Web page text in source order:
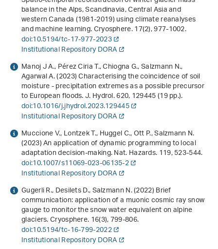
balance in the Alps, Scandinavia, Central Asia and
western Canada (1981-2019) using climate reanalyses
and machine learning. Cryosphere.17(2), 977-1002.
doi:10.5194/tc-17-977-2023
Institutional Repository DORA
Manoj J A., Pérez Ciria T., Chiogna G., Salzmann N.,
Agarwal A. (2023) Characterising the coincidence of soil
moisture - precipitation extremes as a possible precursor
to European floods. J. Hydrol.620, 129445 (19 pp.).
doi:10.1016/j.jhydrol.2023.129445
Institutional Repository DORA
Muccione V., Lontzek T., Huggel C., Ott P., Salzmann N.
(2023) An application of dynamic programming to local
adaptation decision-making. Nat. Hazards.119, 523-544.
doi:10.1007/s11069-023-06135-2
Institutional Repository DORA
Gugerli R., Desilets D., Salzmann N. (2022) Brief
communication: application of a muonic cosmic ray snow
gauge to monitor the snow water equivalent on alpine
glaciers. Cryosphere.16(3), 799-806.
doi:10.5194/tc-16-799-2022
Institutional Repository DORA